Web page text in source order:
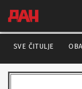
SVE ČITULJE